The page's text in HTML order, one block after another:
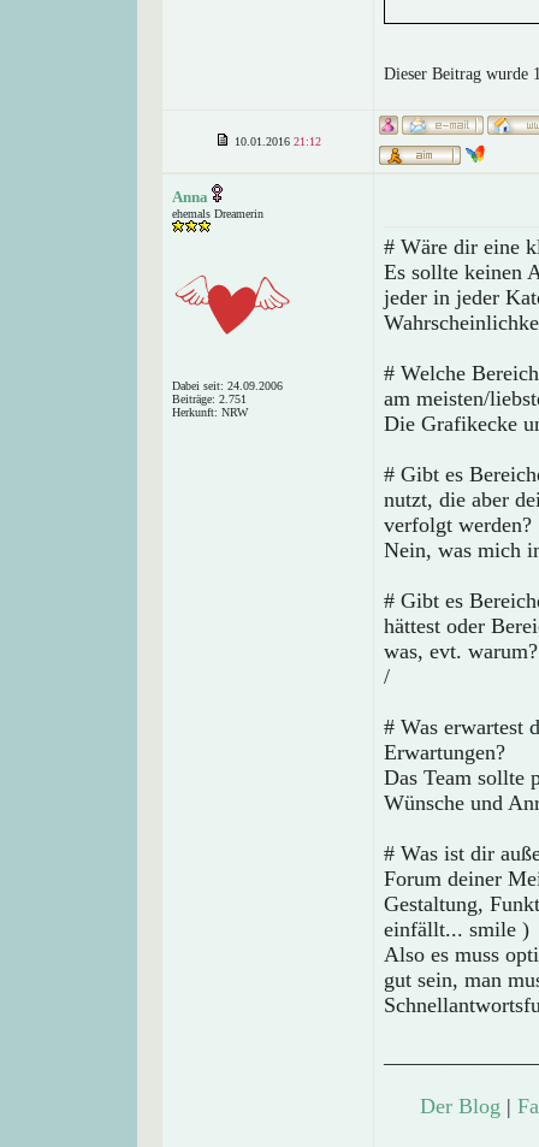
Dieser Beitrag wurde
10.01.2016 21:12
Anna
ehemals Dreamerin
Dabei seit: 24.09.2006
Beiträge: 2.751
Herkunft: NRW
# Wäre dir eine
Es sollte keinen
jeder in jeder
# Welche
am meisten/
Die Grafikecke
# Gibt es
nutzt, die aber
verfolgt werden?
Nein, was mich
# Gibt es
hättest oder
was, evt. warum?
/
# Was erwartest
Erwartungen?
Das Team sollte
Wünsche und
# Was ist dir
Forum deiner
Gestaltung,
einfällt... smile )
Also es muss
gut sein, man
Der Blog |